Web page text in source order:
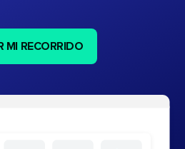
MI RECORRIDO